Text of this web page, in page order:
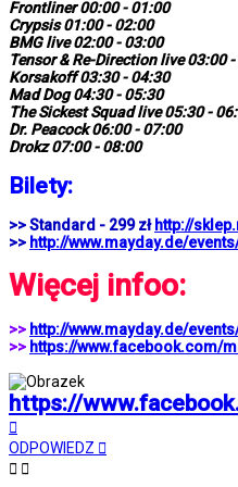
Frontliner 00:00 - 01:00
Crypsis 01:00 - 02:00
BMG live 02:00 - 03:00
Tensor & Re-Direction live 03:00
Korsakoff 03:30 - 04:30
Mad Dog 04:30 - 05:30
The Sickest Squad live 05:30 -
Dr. Peacock 06:00 - 07:00
Drokz 07:00 - 08:00
Bilety:
>> Standard - 299 zł http://
>> http://www.mayday.de/
Więcej infoo:
>> http://www.mayday.de/
>> https://www.facebook.com/
https://
górę
ODPOWIEDZ